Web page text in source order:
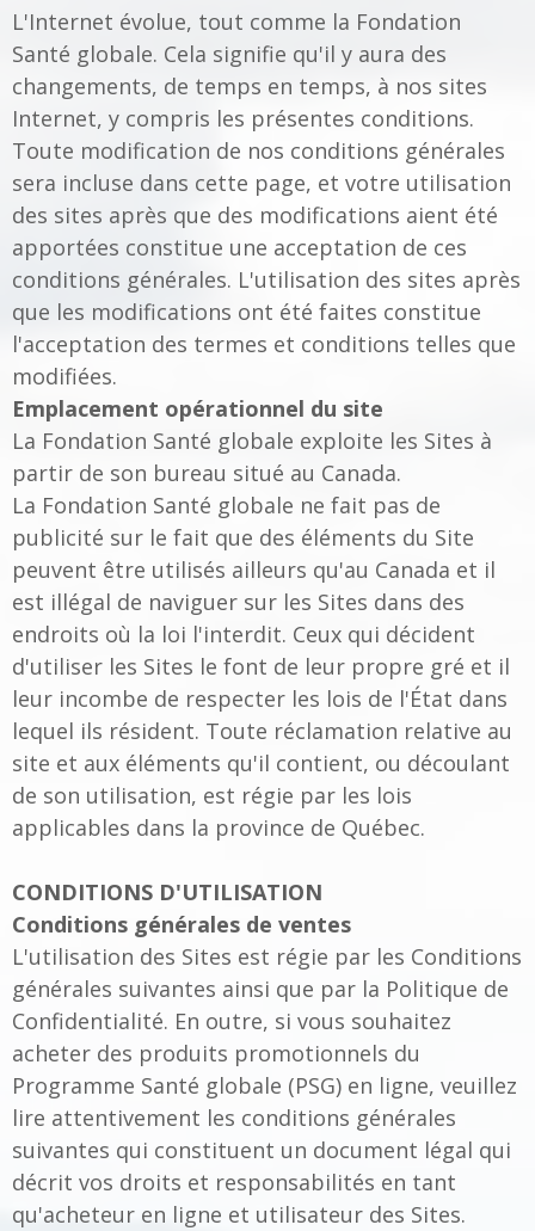
L'Internet évolue, tout comme la Fondation
Santé globale. Cela signifie qu'il y aura des
changements, de temps en temps, à nos sites
Internet, y compris les présentes conditions.
Toute modification de nos conditions générales
sera incluse dans cette page, et votre utilisation
des sites après que des modifications aient été
apportées constitue une acceptation de ces
conditions générales. L'utilisation des sites après
que les modifications ont été faites constitue
l'acceptation des termes et conditions telles que
modifiées.
Emplacement opérationnel du site
La Fondation Santé globale exploite les Sites à
partir de son bureau situé au Canada.
La Fondation Santé globale ne fait pas de
publicité sur le fait que des éléments du Site
peuvent être utilisés ailleurs qu'au Canada et il
est illégal de naviguer sur les Sites dans des
endroits où la loi l'interdit. Ceux qui décident
d'utiliser les Sites le font de leur propre gré et il
leur incombe de respecter les lois de l'État dans
lequel ils résident. Toute réclamation relative au
site et aux éléments qu'il contient, ou découlant
de son utilisation, est régie par les lois
applicables dans la province de Québec.
CONDITIONS D'UTILISATION
Conditions générales de ventes
L'utilisation des Sites est régie par les Conditions
générales suivantes ainsi que par la Politique de
Confidentialité. En outre, si vous souhaitez
acheter des produits promotionnels du
Programme Santé globale (PSG) en ligne, veuillez
lire attentivement les conditions générales
suivantes qui constituent un document légal qui
décrit vos droits et responsabilités en tant
qu'acheteur en ligne et utilisateur des Sites.